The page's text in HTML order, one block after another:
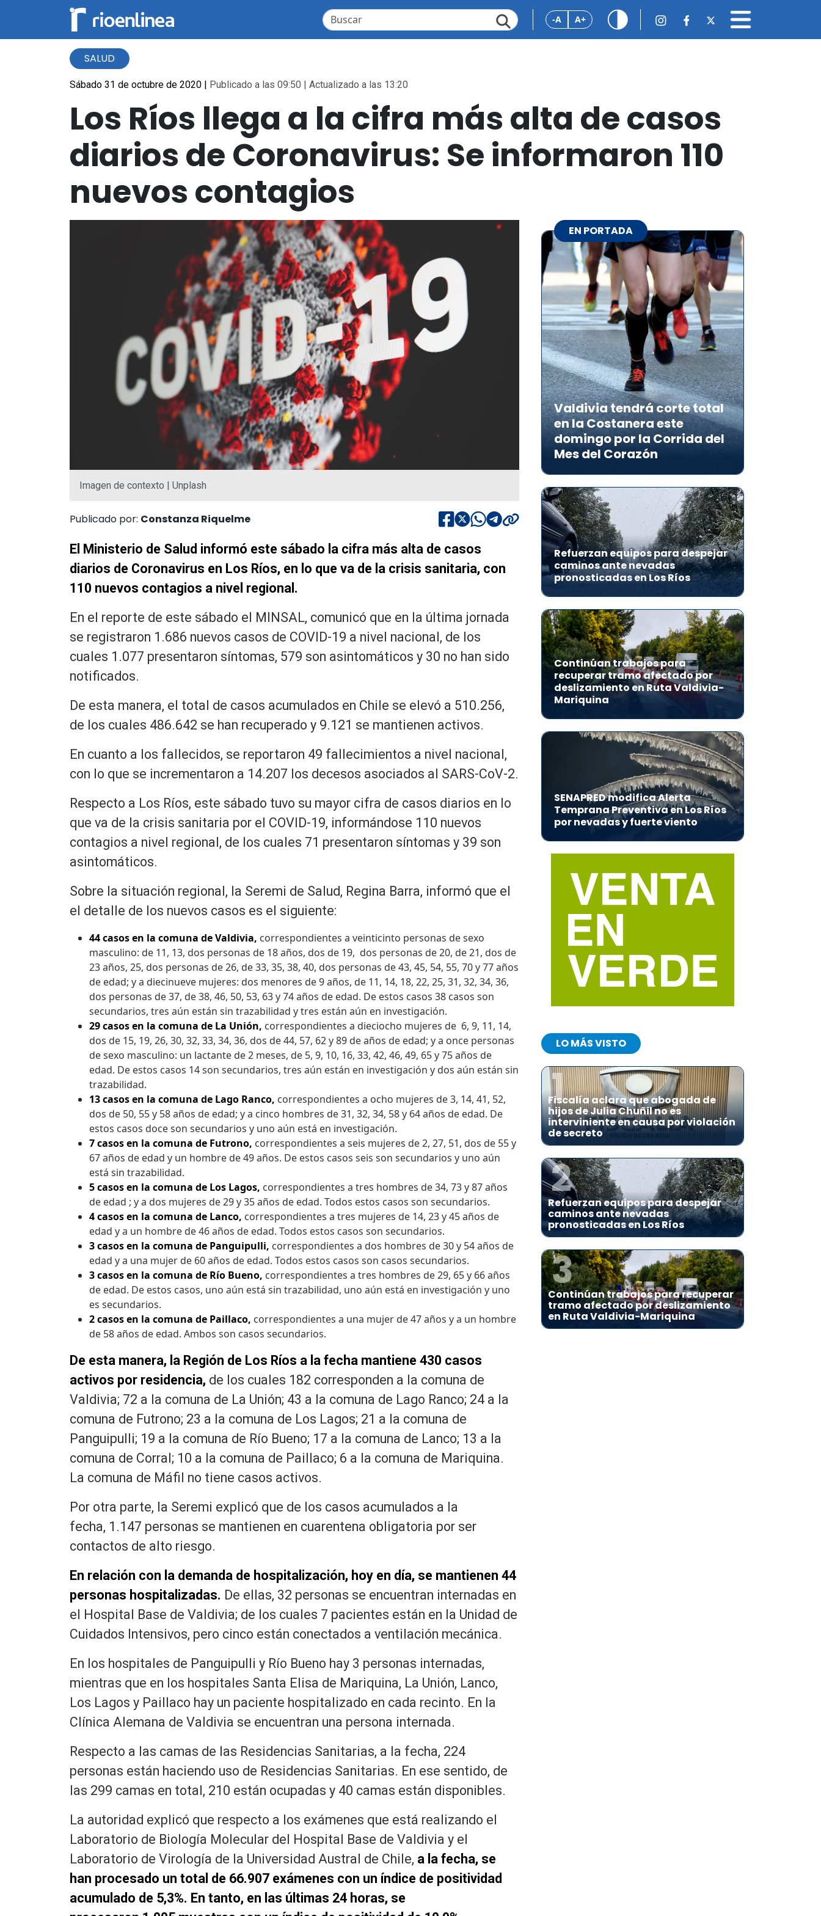
-A A+
SALUD
Sábado 31 de octubre de 2020 | Publicado a las 09:50 | Actualizado a las 13:20
Los Ríos llega a la cifra más alta de casos
diarios de Coronavirus: Se informaron 110
nuevos contagios
Imagen de contexto | Unplash
Publicado por: Constanza Riquelme
El Ministerio de Salud informó este sábado la cifra más alta de casos
diarios de Coronavirus en Los Ríos, en lo que va de la crisis sanitaria, con
110 nuevos contagios a nivel regional.
En el reporte de este sábado el MINSAL, comunicó que en la última jornada
se registraron 1.686 nuevos casos de COVID-19 a nivel nacional, de los
cuales 1.077 presentaron síntomas, 579 son asintomáticos y 30 no han sido
notificados.
De esta manera, el total de casos acumulados en Chile se elevó a 510.256,
de los cuales 486.642 se han recuperado y 9.121 se mantienen activos.
En cuanto a los fallecidos, se reportaron 49 fallecimientos a nivel nacional,
con lo que se incrementaron a 14.207 los decesos asociados al SARS-CoV-2.
Respecto a Los Ríos, este sábado tuvo su mayor cifra de casos diarios en lo
que va de la crisis sanitaria por el COVID-19, informándose 110 nuevos
contagios a nivel regional, de los cuales 71 presentaron síntomas y 39 son
asintomáticos.
Sobre la situación regional, la Seremi de Salud, Regina Barra, informó que el
el detalle de los nuevos casos es el siguiente:
44 casos en la comuna de Valdivia, correspondientes a veinticinto personas de sexo
masculino: de 11, 13, dos personas de 18 años, dos de 19, dos personas de 20, de 21, dos de
23 años, 25, dos personas de 26, de 33, 35, 38, 40, dos personas de 43, 45, 54, 55, 70 y 77 años
de edad; y a diecinueve mujeres: dos menores de 9 años, de 11, 14, 18, 22, 25, 31, 32, 34, 36,
dos personas de 37, de 38, 46, 50, 53, 63 y 74 años de edad. De estos casos 38 casos son
secundarios, tres aún están sin trazabilidad y tres están aún en investigación.
29 casos en la comuna de La Unión, correspondientes a dieciocho mujeres de 6, 9, 11, 14,
dos de 15, 19, 26, 30, 32, 33, 34, 36, dos de 44, 57, 62 y 89 de años de edad; y a once personas
de sexo masculino: un lactante de 2 meses, de 5, 9, 10, 16, 33, 42, 46, 49, 65 y 75 años de
edad. De estos casos 14 son secundarios, tres aún están en investigación y dos aún están sin
trazabilidad.
13 casos en la comuna de Lago Ranco, correspondientes a ocho mujeres de 3, 14, 41, 52,
dos de 50, 55 y 58 años de edad; y a cinco hombres de 31, 32, 34, 58 y 64 años de edad. De
estos casos doce son secundarios y uno aún está en investigación.
7 casos en la comuna de Futrono, correspondientes a seis mujeres de 2, 27, 51, dos de 55 y
67 años de edad y un hombre de 49 años. De estos casos seis son secundarios y uno aún
está sin trazabilidad.
5 casos en la comuna de Los Lagos, correspondientes a tres hombres de 34, 73 y 87 años
de edad ; y a dos mujeres de 29 y 35 años de edad. Todos estos casos son secundarios.
4 casos en la comuna de Lanco, correspondientes a tres mujeres de 14, 23 y 45 años de
edad y a un hombre de 46 años de edad. Todos estos casos son secundarios.
3 casos en la comuna de Panguipulli, correspondientes a dos hombres de 30 y 54 años de
edad y a una mujer de 60 años de edad. Todos estos casos son casos secundarios.
3 casos en la comuna de Río Bueno, correspondientes a tres hombres de 29, 65 y 66 años
de edad. De estos casos, uno aún está sin trazabilidad, uno aún está en investigación y uno
es secundarios.
2 casos en la comuna de Paillaco, correspondientes a una mujer de 47 años y a un hombre
de 58 años de edad. Ambos son casos secundarios.
De esta manera, la Región de Los Ríos a la fecha mantiene 430 casos
activos por residencia, de los cuales 182 corresponden a la comuna de
Valdivia; 72 a la comuna de La Unión; 43 a la comuna de Lago Ranco; 24 a la
comuna de Futrono; 23 a la comuna de Los Lagos; 21 a la comuna de
Panguipulli; 19 a la comuna de Río Bueno; 17 a la comuna de Lanco; 13 a la
comuna de Corral; 10 a la comuna de Paillaco; 6 a la comuna de Mariquina.
La comuna de Máfil no tiene casos activos.
Por otra parte, la Seremi explicó que de los casos acumulados a la
fecha, 1.147 personas se mantienen en cuarentena obligatoria por ser
contactos de alto riesgo.
En relación con la demanda de hospitalización, hoy en día, se mantienen 44
personas hospitalizadas. De ellas, 32 personas se encuentran internadas en
el Hospital Base de Valdivia; de los cuales 7 pacientes están en la Unidad de
Cuidados Intensivos, pero cinco están conectados a ventilación mecánica.
En los hospitales de Panguipulli y Río Bueno hay 3 personas internadas,
mientras que en los hospitales Santa Elisa de Mariquina, La Unión, Lanco,
Los Lagos y Paillaco hay un paciente hospitalizado en cada recinto. En la
Clínica Alemana de Valdivia se encuentran una persona internada.
Respecto a las camas de las Residencias Sanitarias, a la fecha, 224
personas están haciendo uso de Residencias Sanitarias. En ese sentido, de
las 299 camas en total, 210 están ocupadas y 40 camas están disponibles.
La autoridad explicó que respecto a los exámenes que está realizando el
Laboratorio de Biología Molecular del Hospital Base de Valdivia y el
Laboratorio de Virología de la Universidad Austral de Chile, a la fecha, se
han procesado un total de 66.907 exámenes con un índice de positividad
acumulado de 5,3%. En tanto, en las últimas 24 horas, se
EN PORTADA
Valdivia tendrá corte total
en la Costanera este
domingo por la Corrida del
Mes del Corazón
Refuerzan equipos para despejar
caminos ante nevadas
pronosticadas en Los Ríos
Continúan trabajos para
recuperar tramo afectado por
deslizamiento en Ruta Valdivia-
Mariquina
SENAPRED modifica Alerta
Temprana Preventiva en Los Ríos
por nevadas y fuerte viento
LO MÁS VISTO
1
Fiscalía aclara que abogada de
hijos de Julia Chuñil no es
interviniente en causa por violación
de secreto
2
Refuerzan equipos para despejar
caminos ante nevadas
pronosticadas en Los Ríos
3
Continúan trabajos para recuperar
tramo afectado por deslizamiento
en Ruta Valdivia-Mariquina